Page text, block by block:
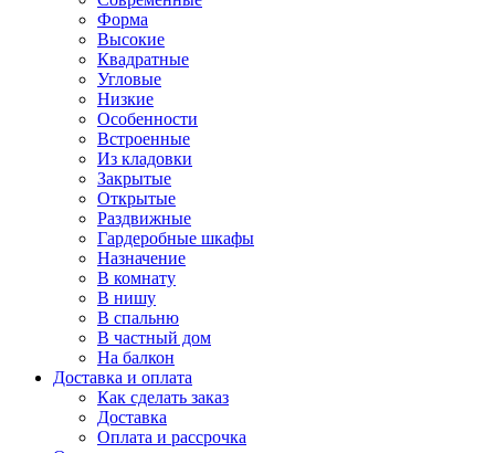
Форма
Высокие
Квадратные
Угловые
Низкие
Особенности
Встроенные
Из кладовки
Закрытые
Открытые
Раздвижные
Гардеробные шкафы
Назначение
В комнату
В нишу
В спальню
В частный дом
На балкон
Доставка и оплата
Как сделать заказ
Доставка
Оплата и рассрочка